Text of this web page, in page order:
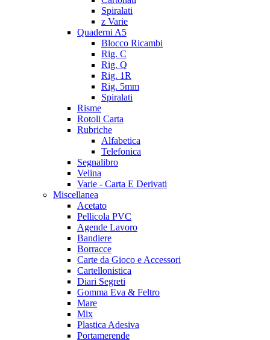
Spiralati
z Varie
Quaderni A5
Blocco Ricambi
Rig. C
Rig. Q
Rig. 1R
Rig. 5mm
Spiralati
Risme
Rotoli Carta
Rubriche
Alfabetica
Telefonica
Segnalibro
Velina
Varie - Carta E Derivati
Miscellanea
Acetato
Pellicola PVC
Agende Lavoro
Bandiere
Borracce
Carte da Gioco e Accessori
Cartellonistica
Diari Segreti
Gomma Eva & Feltro
Mare
Mix
Plastica Adesiva
Portamerende